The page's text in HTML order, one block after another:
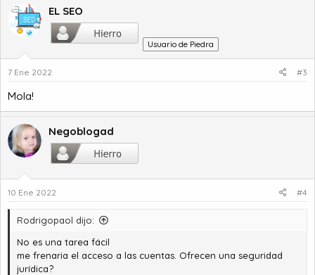
EL SEO
Usuario de Piedra
7 Ene 2022 #3
Mola!
Negoblogad
10 Ene 2022 #4
Rodrigopaol dijo:
No es una tarea fácil
me frenaria el acceso a las cuentas. Ofrecen una seguridad
jurídica?